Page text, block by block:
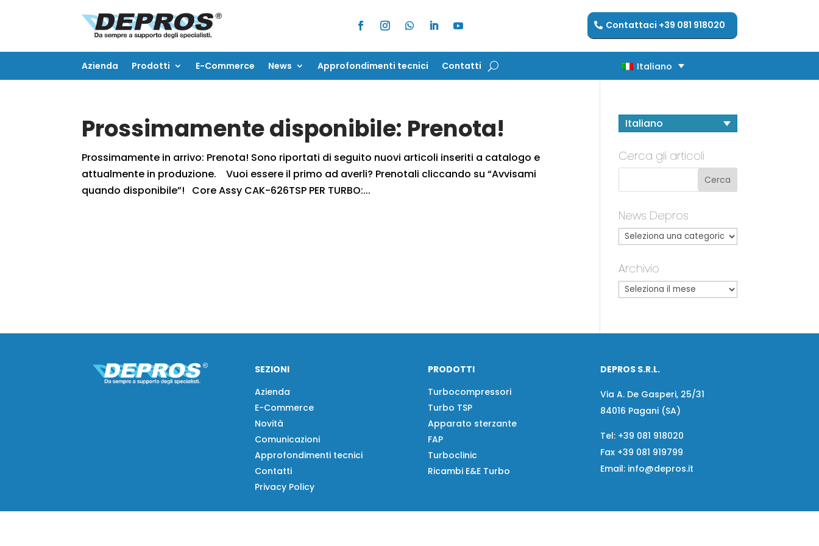
Contattaci +39 081 918020
Azienda Prodotti E-Commerce News Approfondimenti tecnici Contatti Italiano
Azienda Prodotti E-Commerce News Approfondimenti tecnici Contatti Italiano
Prossimamente disponibile: Prenota!
Prossimamente in arrivo: Prenota! Sono riportati di seguito nuovi articoli inseriti a catalogo e
attualmente in produzione. Vuoi essere il primo ad averli? Prenotali cliccando su “Avvisami
quando disponibile”! Core Assy CAK-626TSP PER TURBO:...
Italiano
Cerca gli articoli
News Depros
Archivio
SEZIONI
Azienda
E-Commerce
Novità
Comunicazioni
Approfondimenti tecnici
Contatti
Privacy Policy
PRODOTTI
Turbocompressori
Turbo TSP
Apparato sterzante
FAP
Turboclinic
Ricambi E&E Turbo
DEPROS S.R.L.
Via A. De Gasperi, 25/31
84016 Pagani (SA)
Tel: +39 081 918020
Fax +39 081 919799
Email: info@depros.it